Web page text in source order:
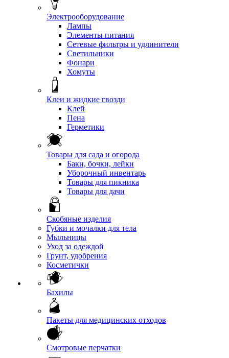
Электрооборудование
Лампы
Элементы питания
Сетевые фильтры и удлинители
Светильники
Фонари
Хомуты
Клеи и жидкие гвозди
Клей
Пена
Герметики
Товары для сада и огорода
Баки, бочки, лейки
Уборочный инвентарь
Товары для пикника
Товары для дачи
Скобяные изделия
Губки и мочалки для тела
Мыльницы
Уход за одеждой
Грунт, удобрения
Косметички
Бахилы
Пакеты для медицинских отходов
Смотровые перчатки